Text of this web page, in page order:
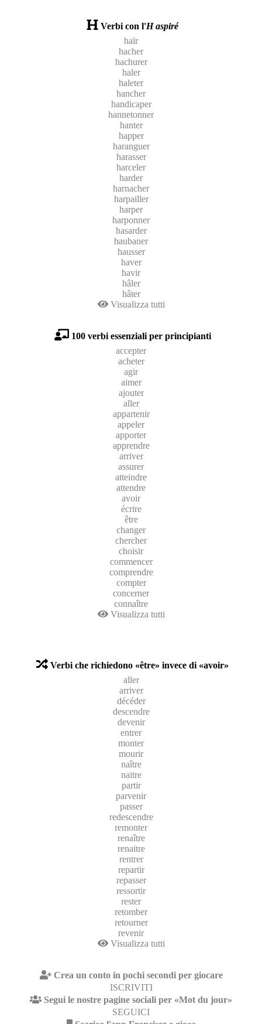
Verbi con l'H aspiré
haïr
hacher
hachurer
haler
haleter
hancher
handicaper
hannetonner
hanter
happer
haranguer
harasser
harceler
harder
harnacher
harpailler
harper
harponner
hasarder
haubaner
hausser
haver
havir
hâler
hâter
Visualizza tutti
100 verbi essenziali per principianti
accepter
acheter
agir
aimer
ajouter
aller
appartenir
appeler
apporter
apprendre
arriver
assurer
atteindre
attendre
avoir
écrire
être
changer
chercher
choisir
commencer
comprendre
compter
concerner
connaître
Visualizza tutti
Verbi che richiedono «être» invece di «avoir»
aller
arriver
décéder
descendre
devenir
entrer
monter
mourir
naître
naitre
partir
parvenir
passer
redescendre
remonter
renaître
renaitre
rentrer
repartir
repasser
ressortir
rester
retomber
retourner
revenir
Visualizza tutti
Crea un conto in pochi secondi per giocare
ISCRIVITI
Segui le nostre pagine sociali per «Mot du jour»
SEGUICI